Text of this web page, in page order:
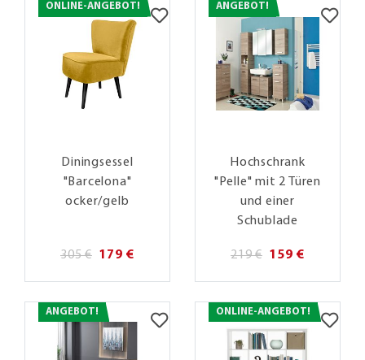
ONLINE-ANGEBOT!
Diningsessel
"Barcelona"
ocker/gelb
305 € 179 €
ANGEBOT!
Hochschrank
"Pelle" mit 2 Türen
und einer
Schublade
219 € 159 €
ANGEBOT! ONLINE-ANGEBOT!